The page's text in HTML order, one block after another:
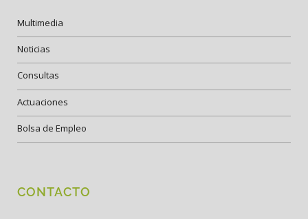
Multimedia
Noticias
Consultas
Actuaciones
Bolsa de Empleo
CONTACTO